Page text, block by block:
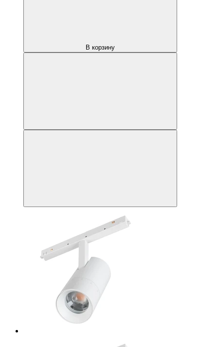
В корзину